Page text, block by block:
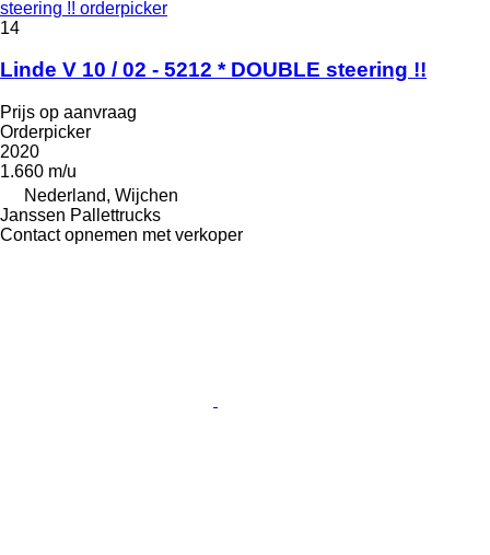
steering !! orderpicker
14
Linde V 10 / 02 - 5212 * DOUBLE steering !!
Prijs op aanvraag
Orderpicker
2020
1.660 m/u
Nederland, Wijchen
Janssen Pallettrucks
Contact opnemen met verkoper